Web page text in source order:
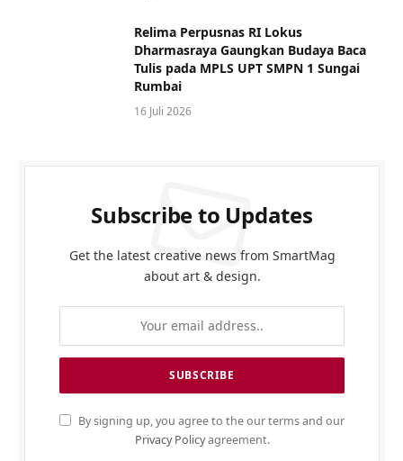
Relima Perpusnas RI Lokus
Dharmasraya Gaungkan Budaya Baca
Tulis pada MPLS UPT SMPN 1 Sungai
Rumbai
16 Juli 2026
Subscribe to Updates
Get the latest creative news from SmartMag
about art & design.
By signing up, you agree to the our terms and our
Privacy Policyagreement.